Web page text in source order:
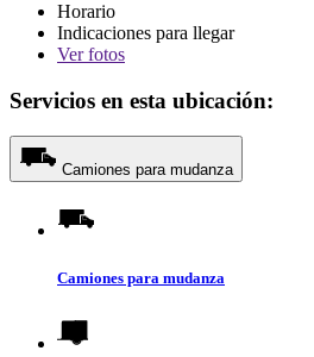
Horario
Indicaciones para llegar
Verfotos
Servicios en esta ubicación:
Camiones para mudanza
Camiones para mudanza